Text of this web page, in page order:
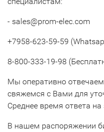
- sales@prom-elec.com
+7958-623-59-59
8-800-333-19-98
Мы оперативно
свяжемся с Вами для
Среднее время ответа
В нашем распоряжении